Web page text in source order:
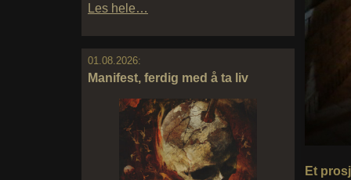
Les hele…
01.08.2026:
Manifest, ferdig med å ta liv
Et